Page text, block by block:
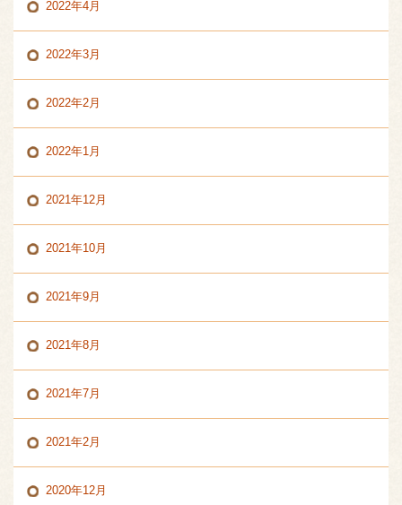
2022年4月
2022年3月
2022年2月
2022年1月
2021年12月
2021年10月
2021年9月
2021年8月
2021年7月
2021年2月
2020年12月